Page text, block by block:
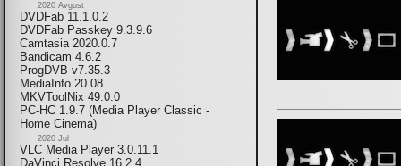
2020 Avgust
DVDFab 11.1.0.2
DVDFab Passkey 9.3.9.6
Camtasia 2020.0.7
Bandicam 4.6.2
ProgDVB v7.35.3
MediaInfo 20.08
MKVToolNix 49.0.0
PC-HC 1.9.7 (Media Player Classic -
Home Cinema)
2020 Jul
VLC Media Player 3.0.11.1
DaVinci Resolve 16.2.4